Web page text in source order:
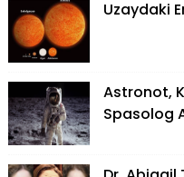
Uzaydaki
Astronot,
Spasolog